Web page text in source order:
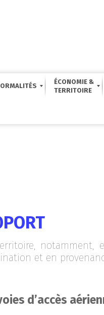
ÉCONOMIE &
notamment,
et en
d’accès